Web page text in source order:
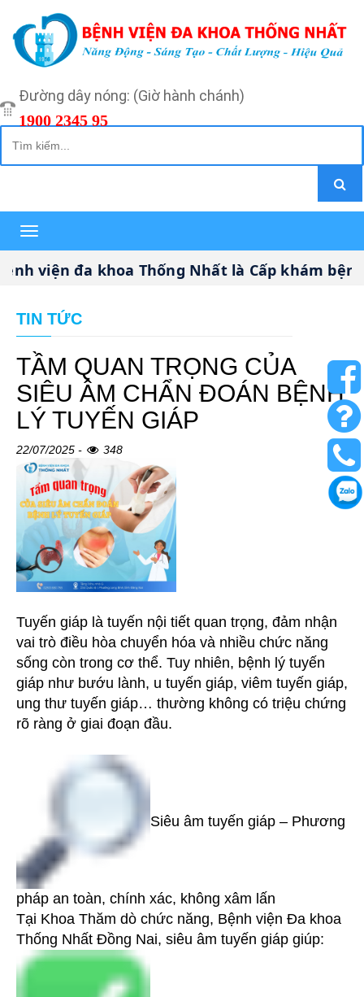
Đường dây nóng: (Giờ hành chánh)
1900 2345 95
Toggle
navigation
đa khoa Thống Nhất là Cấp khám bệnh,
TIN TỨC
TẦM QUAN TRỌNG CỦA
SIÊU ÂM CHẨN ĐOÁN BỆNH
LÝ TUYẾN GIÁP
22/07/2025 - 348
Tuyến giáp là tuyến nội tiết quan trọng, đảm nhận
vai trò điều hòa chuyển hóa và nhiều chức năng
sống còn trong cơ thể. Tuy nhiên, bệnh lý tuyến
giáp như bướu lành, u tuyến giáp, viêm tuyến giáp,
ung thư tuyến giáp… thường không có triệu chứng
rõ ràng ở giai đoạn đầu.
Siêu âm tuyến giáp – Phương
pháp an toàn, chính xác, không xâm lấn
Tại Khoa Thăm dò chức năng, Bệnh viện Đa khoa
Thống Nhất Đồng Nai, siêu âm tuyến giáp giúp: